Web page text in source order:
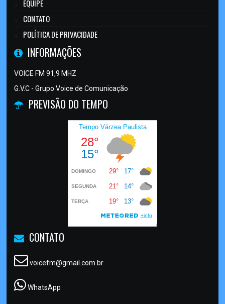
EQUIPE
CONTATO
POLÍTICA DE PRIVACIDADE
INFORMAÇÕES
VOICE FM 91,9 MHZ
G.V.C - Grupo Voice de Comunicação
PREVISÃO DO TEMPO
CONTATO
voicefm@gmail.com.br
WhatsApp